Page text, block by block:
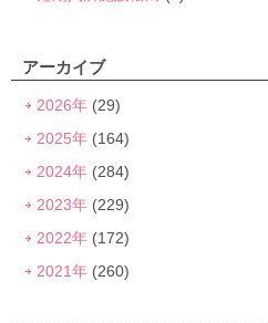
アーカイブ
2026年 (29)
2025年 (164)
2024年 (284)
2023年 (229)
2022年 (172)
2021年 (260)